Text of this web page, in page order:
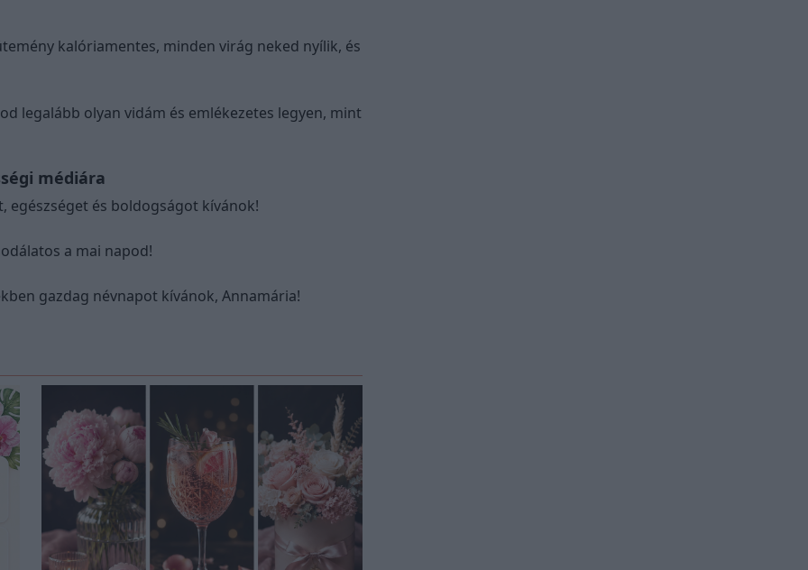
kalóriamentes, minden virág neked nyílik, és
legalább olyan vidám és emlékezetes legyen, mint
médiára
egészséget és boldogságot kívánok!
a mai napod!
gazdag névnapot kívánok, Annamária!